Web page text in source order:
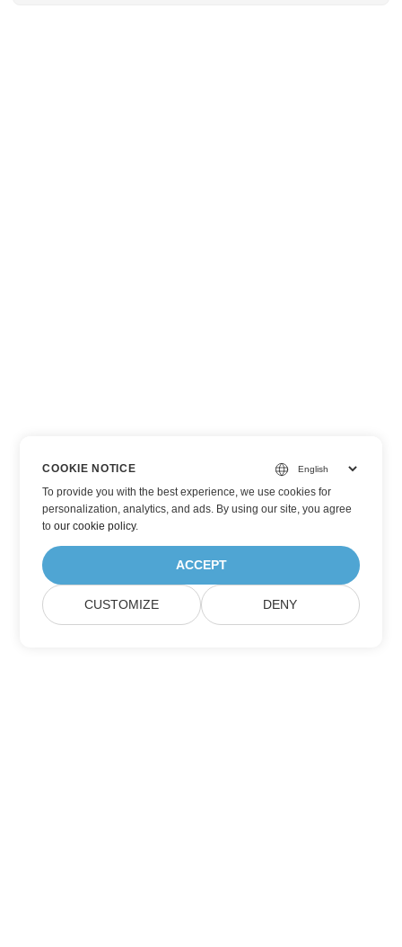
COOKIE NOTICE
To provide you with the best experience, we use cookies for
personalization, analytics, and ads. By using our site, you agree
toour cookie policy.
ACCEPT
CUSTOMIZE DENY